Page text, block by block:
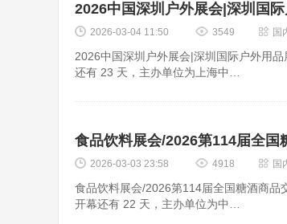
2026中国深圳户外展会|深圳国
2026-03-04 11:50 3549 国
2026中国深圳户外展会|深圳国际户外用
还有 23 天，主办单位为上海中…
食品饮料展会/2026第114届全国
2026-03-03 23:58 4918 国
食品饮料展会/2026第114届全国糖酒商
开幕还有 22 天，主办单位为中…